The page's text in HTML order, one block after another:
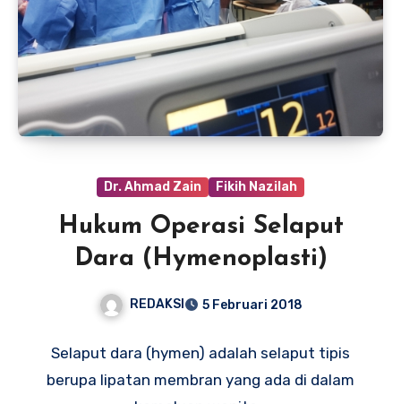
Dr. Ahmad Zain Fikih Nazilah
Hukum Operasi Selaput
Dara (Hymenoplasti)
REDAKSI 5 Februari 2018
Selaput dara (hymen) adalah selaput tipis
berupa lipatan membran yang ada di dalam